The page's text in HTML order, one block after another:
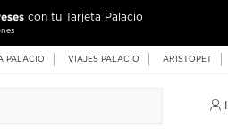
con tu Tarjeta Palacio
PALACIO VIAJES PALACIO ARISTOPET